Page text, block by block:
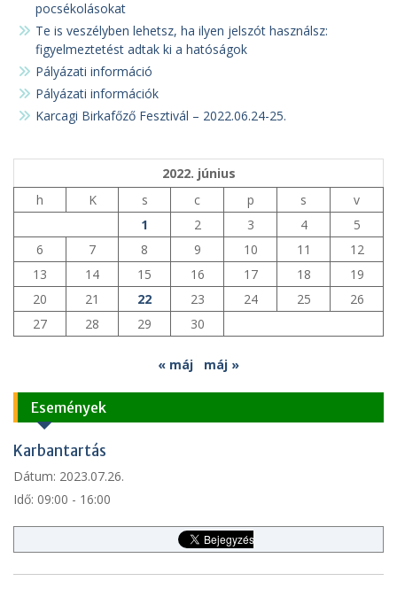
pocsékolásokat
Te is veszélyben lehetsz, ha ilyen jelszót használsz:
figyelmeztetést adtak ki a hatóságok
Pályázati információ
Pályázati információk
Karcagi Birkafőző Fesztivál – 2022.06.24-25.
2022. június
h
K s c p s
v
1
2 3 4
5
6
7 8 9 10 11
12
13
14 15 16 17 18
19
20
21 22 23 24 25
26
27
28 29 30
« máj máj »
Események
Karbantartás
Dátum: 2023.07.26.
Idő: 09:00 - 16:00